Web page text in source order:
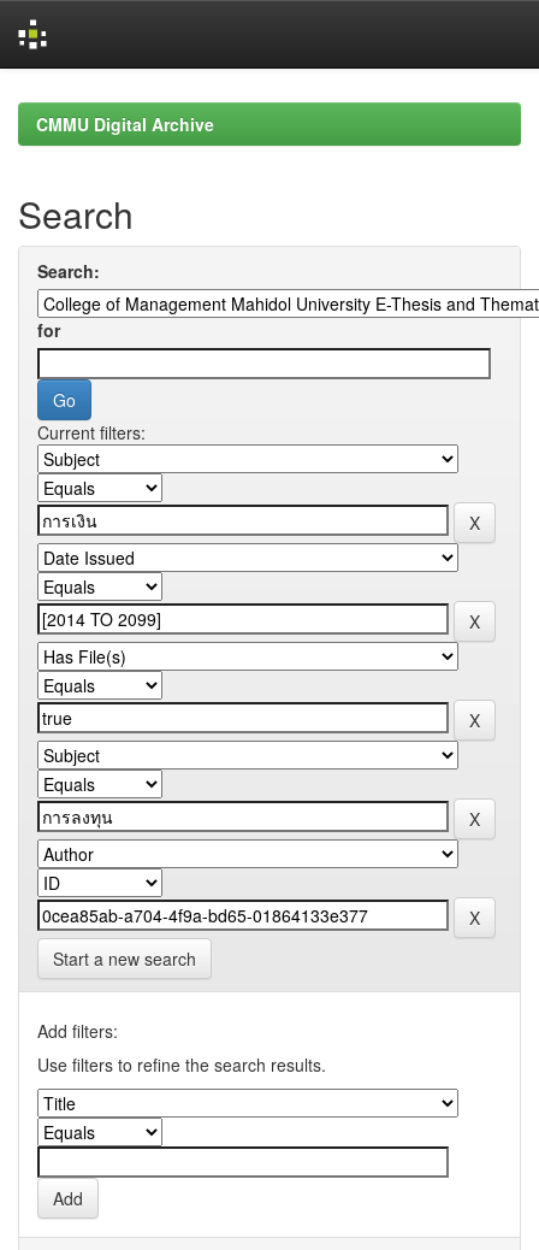
navigationCMMU Digital Archive
Search
Search:
for
Current filters:
Start a new search
Add filters:
Use filters to refine the search results.